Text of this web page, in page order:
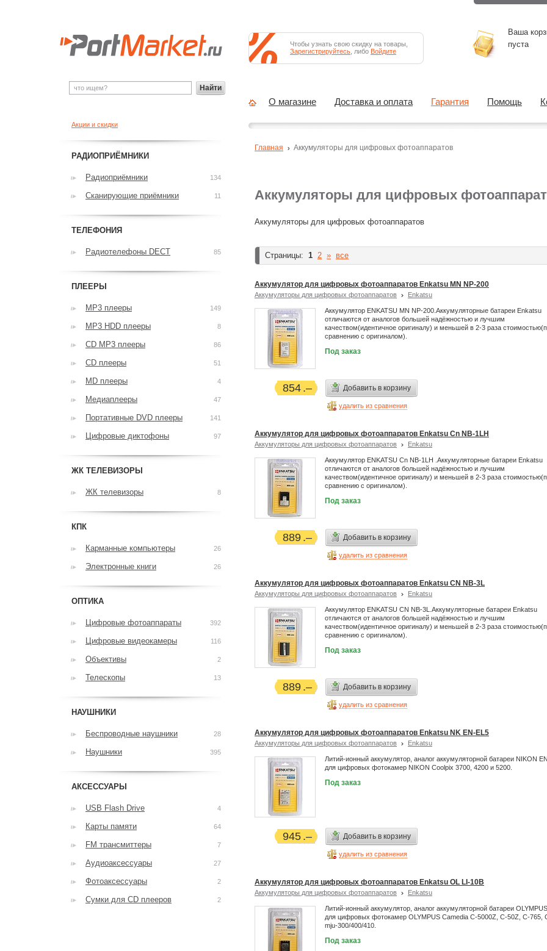
Аккумуляторы для цифровых
Аккумуляторы для цифровых фотоаппаратов
Страницы: 1 2 » все
Аккумулятор для цифровых фотоаппаратов Enkatsu MN NP-200
Аккумуляторы для цифровых фотоаппаратов Enkatsu
Аккумулятор ENKATSU MN NP-200.Аккумуляторные батареи Enkatsu
отличаются от аналогов большей надёжностью и лучшим
качеством(идентичное оригиналу) и меньшей в 2-3 раза
сравнению с оригиналом).
Под заказ
854 Добавить в корзину
удалить из сравнения
Аккумулятор для цифровых фотоаппаратов Enkatsu Cn NB-1LH
Аккумуляторы для цифровых фотоаппаратов Enkatsu
Аккумулятор ENKATSU Cn NB-1LH .Аккумуляторные батареи Enkatsu
отличаются от аналогов большей надёжностью и лучшим
качеством(идентичное оригиналу) и меньшей в 2-3 раза
сравнению с оригиналом).
Под заказ
889 Добавить в корзину
удалить из сравнения
Аккумулятор для цифровых фотоаппаратов Enkatsu CN NB-3L
Аккумуляторы для цифровых фотоаппаратов Enkatsu
Аккумулятор ENKATSU CN NB-3L.Аккумуляторные батареи Enkatsu
отличаются от аналогов большей надёжностью и лучшим
качеством(идентичное оригиналу) и меньшей в 2-3 раза
сравнению с оригиналом).
Под заказ
889 Добавить в корзину
удалить из сравнения
Аккумулятор для цифровых фотоаппаратов Enkatsu NK EN-EL5
Аккумуляторы для цифровых фотоаппаратов Enkatsu
Литий-ионный аккумулятор, аналог аккумуляторной батареи NIKON
для цифровых фотокамер NIKON Coolpix 3700, 4200 и 5200.
Под заказ
945 Добавить в корзину
удалить из сравнения
Аккумулятор для цифровых фотоаппаратов Enkatsu OL LI-10B
Аккумуляторы для цифровых фотоаппаратов Enkatsu
Литий-ионный аккумулятор, аналог аккумуляторной батареи
для цифровых фотокамер OLYMPUS Camedia C-5000Z, C-50Z, C-765,
mju-300/400/410.
Под заказ
Главная Аккумуляторы для цифровых фотоаппаратов
Акции и скидки
РАДИОПРИЁМНИКИ
Радиоприёмники 134
Сканирующие приёмники 11
ТЕЛЕФОНИЯ
Радиотелефоны DECT 85
ПЛЕЕРЫ
MP3 плееры 149
MP3 HDD плееры 8
CD MP3 плееры 86
CD плееры 51
MD плееры 4
Медиаплееры 47
Портативные DVD плееры 141
Цифровые диктофоны 97
ЖК ТЕЛЕВИЗОРЫ
ЖК телевизоры 8
КПК
Карманные компьютеры 26
Электронные книги 26
ОПТИКА
Цифровые фотоаппараты 392
Цифровые видеокамеры 116
Объективы 2
Телескопы 13
НАУШНИКИ
Беспроводные наушники 28
Наушники 395
АКСЕССУАРЫ
USB Flash Drive 4
Карты памяти 64
FM трансмиттеры 7
Аудиоаксессуары 27
Фотоаксессуары 2
Сумки для CD плееров 2
Найти
Чтобы узнать свою скидку на товары,
Зарегистрируйтесь , либо Войдите
Ваша
пуста
О магазине Доставка и оплата Гарантия Помощь